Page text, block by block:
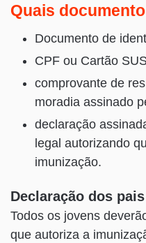
Quais
Documento de
CPF ou Cartão
comprovante de
moradia assinado
declaração
legal autorizando
imunização.
Declaração dos
Todos os jovens
que autoriza a